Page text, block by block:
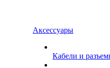
Аксессуары
Кабели и